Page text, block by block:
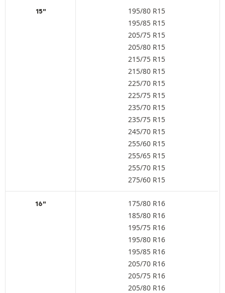
15"
195/80 R15
195/85 R15
205/75 R15
205/80 R15
215/75 R15
215/80 R15
225/70 R15
225/75 R15
235/70 R15
235/75 R15
245/70 R15
255/60 R15
255/65 R15
255/70 R15
275/60 R15
16"
175/80 R16
185/80 R16
195/75 R16
195/80 R16
195/85 R16
205/70 R16
205/75 R16
205/80 R16